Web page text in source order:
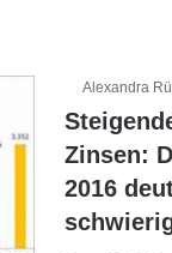
Alexandra
Zinsen:
2016